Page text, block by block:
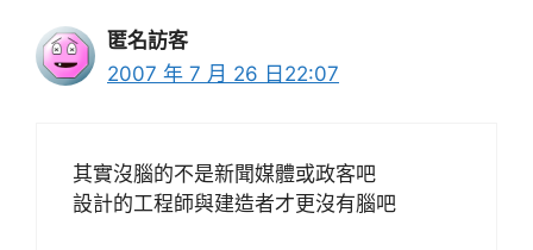
匿名訪客
2007 年 7 月 26 日22:07
其實沒腦的不是新聞媒體或政客吧
設計的工程師與建造者才更沒有腦吧